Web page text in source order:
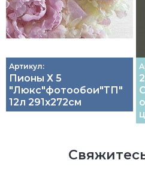
Артикул:
Пионы Х 5
"Люкс"фотообои"ТП"
12л 291х272см